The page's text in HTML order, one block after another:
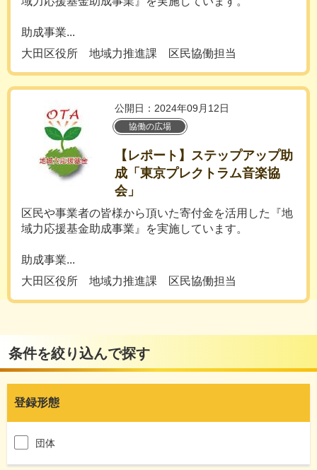
助成事業...
大田区役所 地域力推進課 区民協働担当
公開日：2024年09月12日
協働の広場
【レポート】ステップアップ助
成「東京プレクトラム音楽協
会」
区民や事業者の皆様から頂いた寄付金を活用した『地
域力応援基金助成事業』を実施しています。
助成事業...
大田区役所 地域力推進課 区民協働担当
条件を絞り込んで探す
登録形態
団体